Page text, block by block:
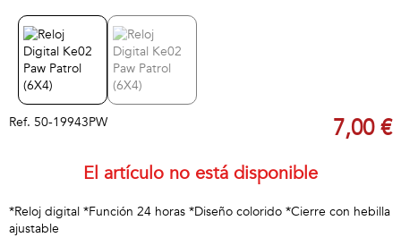
Ref. 50-19943PW 7,00 €
El artículo no está disponible
*Reloj digital *Función 24 horas *Diseño colorido *Cierre con hebilla
ajustable